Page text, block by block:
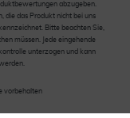
abzugeben.
die das Produkt nicht bei uns
Bitte beachten Sie,
müssen. Jede eingehende
unterzogen und kann
vorbehalten